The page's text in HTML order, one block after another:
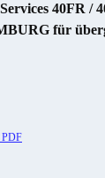
40FR /
für
PDF